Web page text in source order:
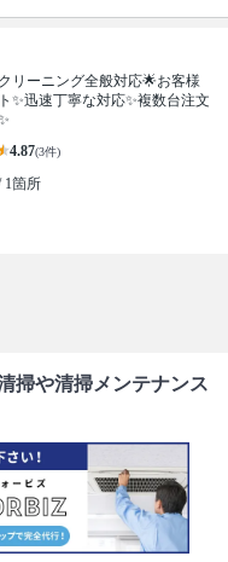
リーニング全般対応🌟お客様
✨迅速丁寧な対応✨複数台注文
4.87(3件)
1箇所
掃や清掃メンテナンス